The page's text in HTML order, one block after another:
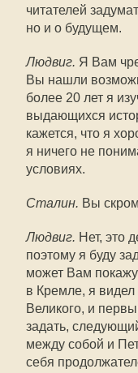
читателей
но и о будущем.
Людвиг. Я Вам
Вы нашли
более 20 лет я
выдающихся
кажется, что я
я ничего не
условиях.
Сталин. Вы
Людвиг. Нет, это
поэтому я буду
может Вам
в Кремле, я
Великого, и
задать,
между собой и
себя